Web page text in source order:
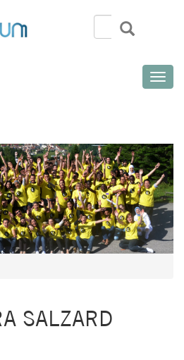
Search
Rechercher
Toggle
SALZARD